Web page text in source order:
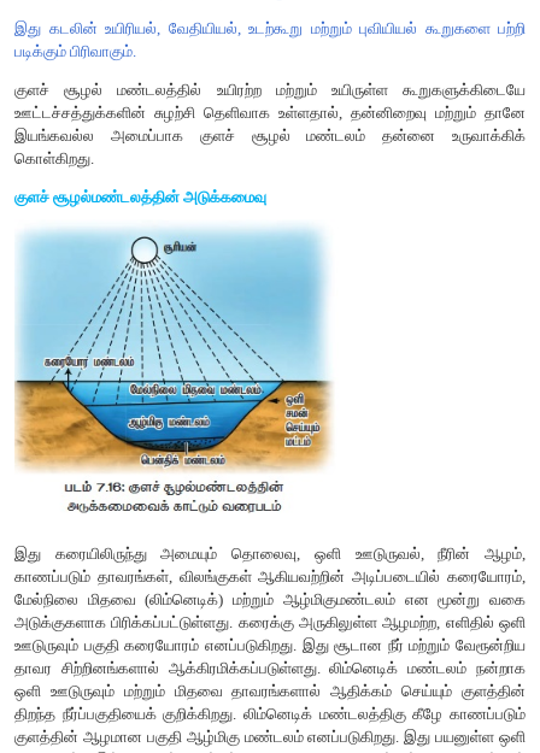
பாஸ்பரஸ் சுழற்சி (Phosphorus cycle)
இது படிம சுழற்சியின் ஒரு வகையாகும். அனைத்து
DNA, RNA, ATP, NADP மற்றும் அனைத்து பாஸ்போலிப்பிட்
மூலக்கூறுகளில் பாஸ்பரஸ் இருப்பது ஏற்கனவே நமக்கு
படிவுகள், கடல் படிவுகள், கடல் அருகு வாழ் பறவைகளின்
அதிகப்படியான பாஸ்பரஸ் காணப்படுகிறது. உதிர்தல்
இப்படிமங்களிலிருந்து இது வெளிவிடப்படுகிறது. அதன் பிறகு
வெளியிலும் சுழற்சி அடைகிறது. உற்பத்தியாளர்கள்
பாஸ்பரஸை உள்ளெடுப்பதன் மூலம் உணவுசங்கலியின்
மட்டத்திற்கும் உணவு மூலமாக கடத்தப்படுகிறது.
இறப்பினால் உண்டான எச்சங்கள் சிதைப்பவைகளின்